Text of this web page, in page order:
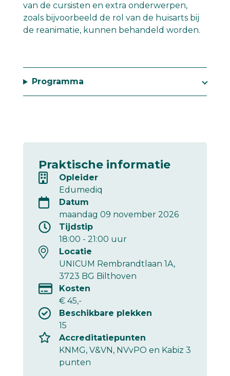
van de cursisten en extra onderwerpen,
zoals bijvoorbeeld de rol van de huisarts bij
de reanimatie, kunnen behandeld worden.
Programma
Praktische informatie
Opleider
Edumediq
Datum
maandag 09 november 2026
Tijdstip
18:00 - 21:00 uur
Locatie
UNICUM Rembrandtlaan 1A,
3723 BG Bilthoven
Kosten
€ 45,-
Beschikbare plekken
15
Accreditatiepunten
KNMG, V&VN, NVvPO en Kabiz 3
punten